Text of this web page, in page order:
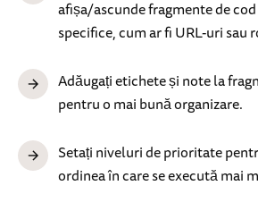
afișa/ascunde fragmente de
specifice, cum ar fi URL-uri sau
Adăugați etichete și note la
pentru o mai bună organizare.
Setați niveluri de prioritate
ordinea în care se execută mai